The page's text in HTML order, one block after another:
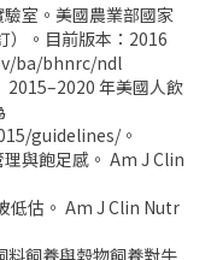
室。美國農業部國家
）。目前版本：2016
ba/bhnrc/ndl
2015–2020 年美國人飲
guidelines/。
與飽足感。 Am J Clin
低估。 Am J Clin Nutr
料飼養與穀物飼養對牛